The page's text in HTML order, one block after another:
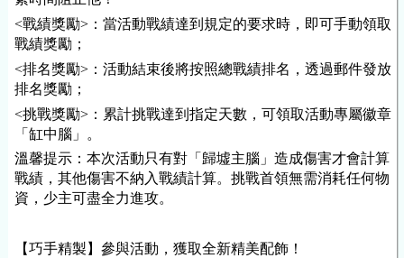
<戰績獎勵>：當活動戰績達到規定的要求時，即可手動領取
戰績獎勵；
<排名獎勵>：活動結束後將按照總戰績排名，透過郵件發放
排名獎勵；
<挑戰獎勵>：累計挑戰達到指定天數，可領取活動專屬徽章
「缸中腦」。
溫馨提示：本次活動只有對「歸墟主腦」造成傷害才會計算
戰績，其他傷害不納入戰績計算。挑戰首領無需消耗任何物
資，少主可盡全力進攻。
【巧手精製】參與活動，獲取全新精美配飾！